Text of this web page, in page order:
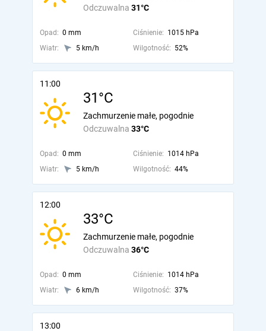
Odczuwalna 31°C
Opad: 0 mm Ciśnienie: 1015 hPa
Wiatr:
5 km/h Wilgotność: 52%
11:00
31°C
Odczuwalna 33°C
Zachmurzenie małe, pogodnie
Opad: 0 mm Ciśnienie: 1014 hPa
Wiatr:
5 km/h Wilgotność: 44%
12:00
33°C
Odczuwalna 36°C
Zachmurzenie małe, pogodnie
Opad: 0 mm Ciśnienie: 1014 hPa
Wiatr:
6 km/h Wilgotność: 37%
13:00